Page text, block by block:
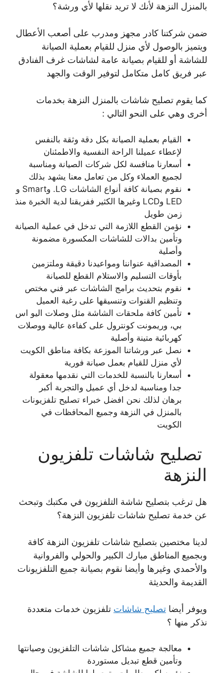
بالمنزل النزهة لأنك لا تريد نقلها لأي ورشة؟
ضمن شركتنا كادر مجهز ومدرب على أصعب الأعطال
ويتميز بالوصول لأي منزل للقيام بعملية الصيانة
للشاشة أو للقيام بصيانة عامة لشاشات غرف الفنادق
عبر فريق كامل متكامل لتوفير الوقت والجهد
كما يقوم تصليح شاشات بالمنزل النزهة بخدمات
أخرى وهي على النحو التالي :
القيام بعملية الصيانة بكل دقة وثقة بالنفس
لإعطاء عميلنا الراحة النفسية والاطمئنان
أسعارنا منافسة لكل شركات الصيانة ومناسبة
لجميع العملاء وكل من تعامل معنا يشهد بذلك
نقوم بصيانة كافة أنواع الشاشات LG. وSmart و
LED وLCD وغيرها الكثير ففريقنا لدية الخبرة منذ
زمن طويل
نؤمن القطع اللازمة التي تدخل في عملية الصيانة
وتأمين بدالات للشاشات المكسورة مضمونة
وأصلية
المصداقية عنواننا ومواعيدنا دقيقة وملتزمين
بأوقات التسليم والاستلام القطع للصيانة
نقوم بتحديث برامج الشاشات عبر فني مختص
وتنظيم القنوات وتنسيقها على رغبة العميل
تأمين كافة ملحقات الشاشة مثل وصلات اليو اس
بي، وريمونت كونترول على كفاءة عالية ووصلات
كهربائية متينة وأصلية
نصل عبر ورشاتنا الموزعة بكافة مناطق الكويت
لأي منزل للقيام بعمل صيانة فورية
أسعارنا بالنسبة للخدمات التي نقدمها معقولة
جدا ومناسبة لدخل أي عميل والتجربة أكبر
برهان لذلك نحن افضل خبراء تصليح تلفزيونات
بالمنزل في النزهة وجميع المحافظات في
الكويت
تصليح شاشات تلفزيون
النزهة
هل ترغب بتصليح شاشة التلفزيون في مكتبك وتبحث
عن خدمة تصليح شاشات تلفزيون النزهة؟
لدينا مختصين بتصليح شاشات تلفزيون النزهة كافة
وبجميع المناطق مبارك الكبير والحولي والفروانية
والأحمدي وغيرها وأيضا نقوم بصيانة جميع التلفزيونات
القديمة والحديثة
ويوفر أيضا تصليح شاشات تلفزيون خدمات متعددة
نذكر منها ؟
معالجة جميع مشاكل شاشات التلفزيون وصيانتها
وتأمين قطع تبديل مستوردة